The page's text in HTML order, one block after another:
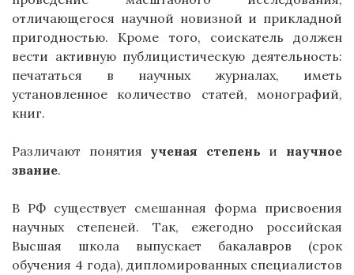
отличающегося научной новизной и прикладной
пригодностью. Кроме того, соискатель должен
вести активную публицистическую деятельность:
печататься в научных журналах, иметь
установленное количество статей, монографий,
книг.
Различают понятия ученая степень и научное
звание.
В РФ существует смешанная форма присвоения
научных степеней. Так, ежегодно российская
Высшая школа выпускает бакалавров (срок
обучения 4 года), дипломированных специалистов